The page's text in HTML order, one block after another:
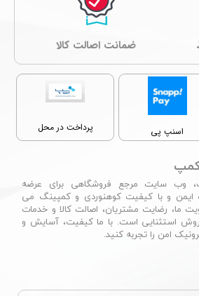
اسنپ پی پرداخت در محل
وب سایت مرجع فروشگاهی برای عرضه
ایمن و با کیفیت کوهنوردی و کمپینگ می
ما، رضایت مشتریان، اصالت کالا و خدمات
استثنایی است. با ما کیفیت، آسایش و
امن را تجربه کنید.​​​​​​​
ﺿﻤﺎﻧﺖ اصالت کالا